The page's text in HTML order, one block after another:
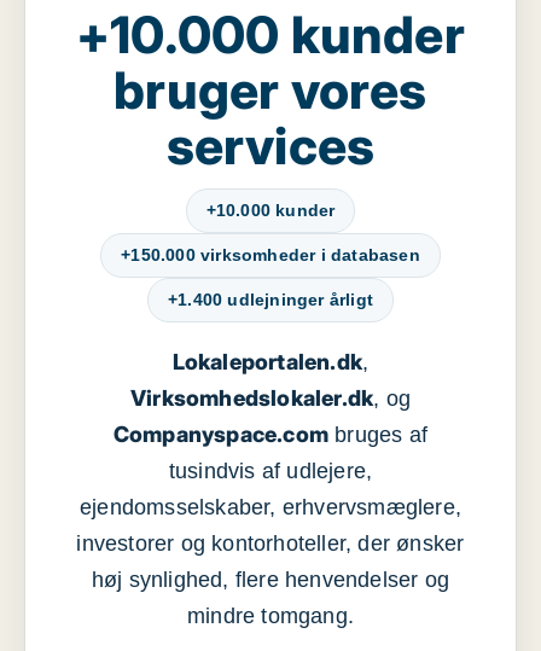
+10.000 kunder
bruger vores
services
+10.000 kunder
+150.000 virksomheder i databasen
+1.400 udlejninger årligt
Lokaleportalen.dk,
Virksomhedslokaler.dk, og
Companyspace.com bruges af
tusindvis af udlejere,
ejendomsselskaber, erhvervsmæglere,
investorer og kontorhoteller, der ønsker
høj synlighed, flere henvendelser og
mindre tomgang.